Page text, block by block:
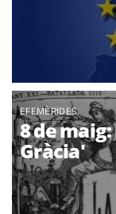
EFEMÈRIDES
8 de
Gràcia'